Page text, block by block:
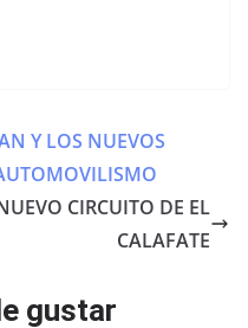
Y LOS NUEVOS
CIRCUITO DE EL
CALAFATE
gustar